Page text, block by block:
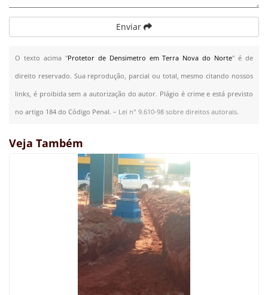
Enviar
O texto acima "Protetor de Densimetro em Terra Nova do Norte" é de
direito reservado. Sua reprodução, parcial ou total, mesmo citando nossos
links, é proibida sem a autorização do autor. Plágio é crime e está previsto
no artigo 184 do Código Penal. – Lei n° 9.610-98 sobre direitos autorais.
Veja Também